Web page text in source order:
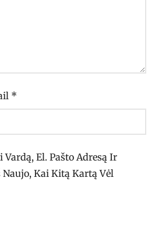
*
El. Pašto Adresą Ir
Kai Kitą Kartą Vėl